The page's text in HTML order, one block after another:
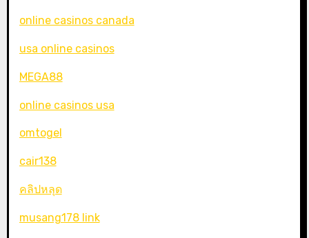
online casinos canada
usa online casinos
MEGA88
online casinos usa
omtogel
cair138
คลิปหลุด
musang178 link